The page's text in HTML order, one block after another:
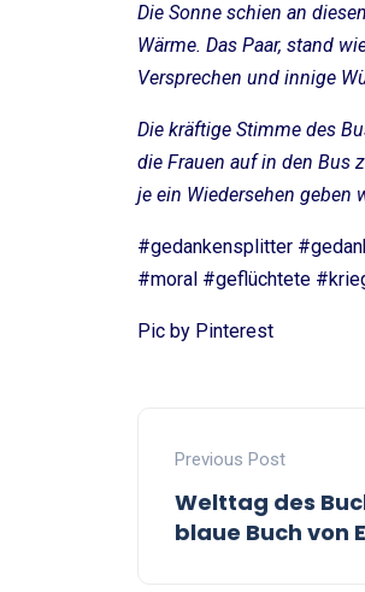
Die Sonne schien an
Wärme. Das Paar, stand
Versprechen und innige
Die kräftige Stimme des
die Frauen auf in den Bus
je ein Wiedersehen geben
#gedankensplitter
#moral #geflüchtete
Pic by Pinterest
Previous Post
Welttag des
blaue Buch von